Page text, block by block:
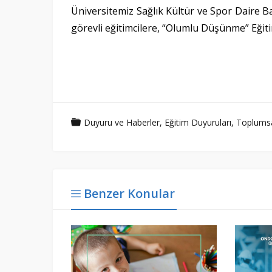
Üniversitemiz Sağlık Kültür ve Spor Daire
görevli eğitimcilere, “Olumlu Düşünme”
Duyuru ve Haberler, Eğitim Duyuruları,
Benzer Konular